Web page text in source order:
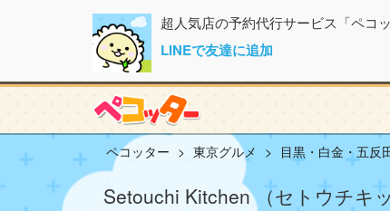
超人気店の予約代行サービス「ペコッ
LINEで友達に追加
ペコッター 東京グルメ 目黒・白金・五反
Setouchi Kitchen （セトウチキ